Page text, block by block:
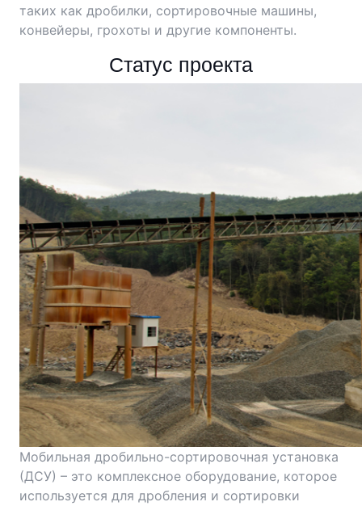
таких как дробилки, сортировочные машины,
конвейеры, грохоты и другие компоненты.
Статус проекта
Мобильная дробильно-сортировочная установка
(ДСУ) – это комплексное оборудование, которое
используется для дробления и сортировки